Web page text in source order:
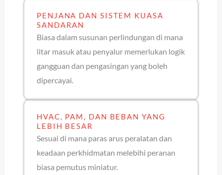
PENJANA DAN SISTEM KUASA
SANDARAN
Biasa dalam susunan perlindungan di mana
litar masuk atau penyalur memerlukan logik
gangguan dan pengasingan yang boleh
dipercayai.
HVAC, PAM, DAN BEBAN YANG
LEBIH BESAR
Sesuai di mana paras arus peralatan dan
keadaan perkhidmatan melebihi peranan
biasa pemutus miniatur.